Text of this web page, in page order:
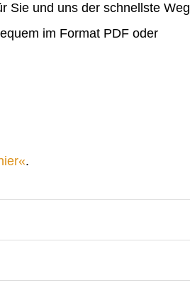
Sie und uns der schnellste Weg
im Format PDF oder
.